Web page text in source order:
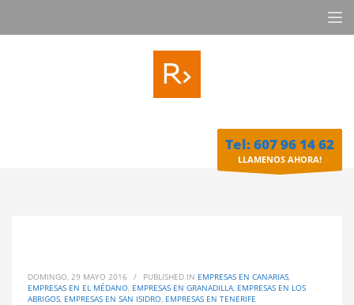
Tel: 607 96 14 62
LLAMENOS AHORA!
DOMINGO, 29 MAYO 2016 / PUBLISHED IN EMPRESAS EN CANARIAS,
EMPRESAS EN EL MÉDANO, EMPRESAS EN GRANADILLA, EMPRESAS EN LOS
ABRIGOS, EMPRESAS EN SAN ISIDRO, EMPRESAS EN TENERIFE